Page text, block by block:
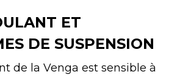
ET
DE SUSPENSION
de la Venga est sensible à